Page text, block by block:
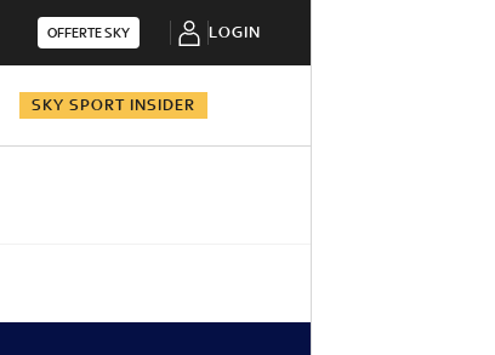
OFFERTE SKY LOGIN
SKY SPORT INSIDER